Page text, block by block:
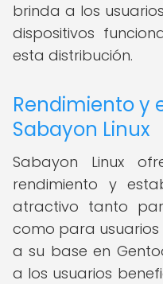
brinda a los
dispositivos
esta distribución.
Rendimiento y
Sabayon Linux
Sabayon Linux
rendimiento y
atractivo tanto
como para
a su base en
a los usuarios